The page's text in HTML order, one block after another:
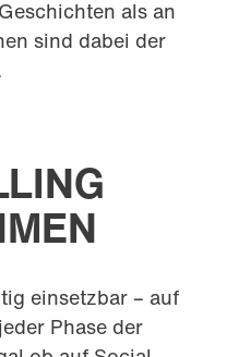
als an
sind dabei der
einsetzbar – auf
Phase der